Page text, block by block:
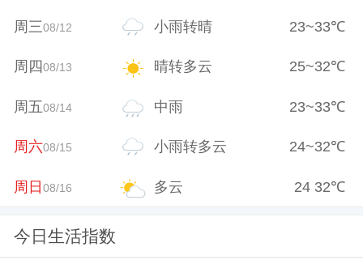
周三08/12 小雨转晴 23~33℃
周四08/13 晴转多云 25~32℃
周五08/14 中雨 23~33℃
周六08/15 小雨转多云 24~32℃
周日08/16 多云 24 32℃
今日生活指数